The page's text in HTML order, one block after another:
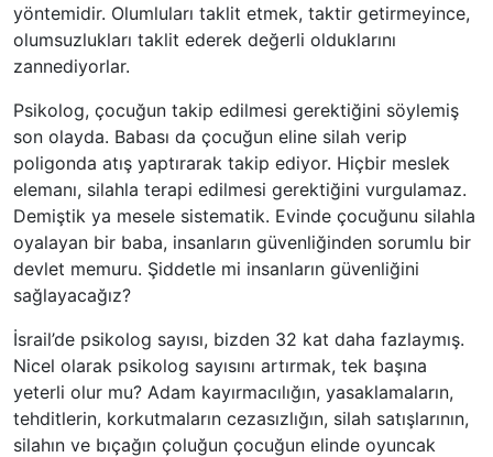
yöntemidir. Olumluları taklit etmek, taktir getirmeyince,
olumsuzlukları taklit ederek değerli olduklarını
zannediyorlar.
Psikolog, çocuğun takip edilmesi gerektiğini söylemiş
son olayda. Babası da çocuğun eline silah verip
poligonda atış yaptırarak takip ediyor. Hiçbir meslek
elemanı, silahla terapi edilmesi gerektiğini vurgulamaz.
Demiştik ya mesele sistematik. Evinde çocuğunu silahla
oyalayan bir baba, insanların güvenliğinden sorumlu bir
devlet memuru. Şiddetle mi insanların güvenliğini
sağlayacağız?
İsrail’de psikolog sayısı, bizden 32 kat daha fazlaymış.
Nicel olarak psikolog sayısını artırmak, tek başına
yeterli olur mu? Adam kayırmacılığın, yasaklamaların,
tehditlerin, korkutmaların cezasızlığın, silah satışlarının,
silahın ve bıçağın çoluğun çocuğun elinde oyuncak